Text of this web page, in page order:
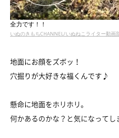
全力です！！
いぬのきもちCHANNEL/いぬねこライター動画
地面にお顔をズボッ！
穴掘りが大好きな福くんです♪
懸命に地面をホリホリ。
何かあるのかな？と気になってし